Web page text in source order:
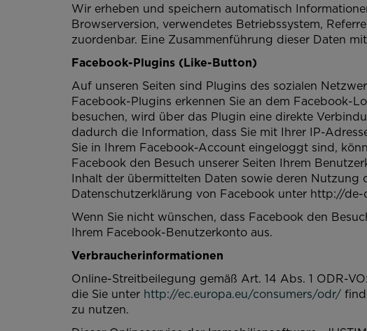
Wir erheben und speichern automatisch
Browserversion, verwendetes Betriebssystem,
zuordenbar. Eine Zusammenführung dieser Daten
Facebook-Plugins (Like-Button)
Auf unseren Seiten sind Plugins des sozialen
Facebook-Plugins erkennen Sie an dem Facebook-
besuchen, wird über das Plugin eine direkte
dadurch die Information, dass Sie mit Ihrer IP-
Sie in Ihrem Facebook-Account eingeloggt sind,
Facebook den Besuch unserer Seiten Ihrem
Inhalt der übermittelten Daten sowie deren Nutzung
Datenschutzerklärung von Facebook unter http://
Wenn Sie nicht wünschen, dass Facebook den
Ihrem Facebook-Benutzerkonto aus.
Verbraucherinformationen
Online-Streitbeilegung gemäß Art. 14 Abs. 1 ODR-
die Sie unter http://ec.europa.eu/consumers/odr/
zu nutzen.